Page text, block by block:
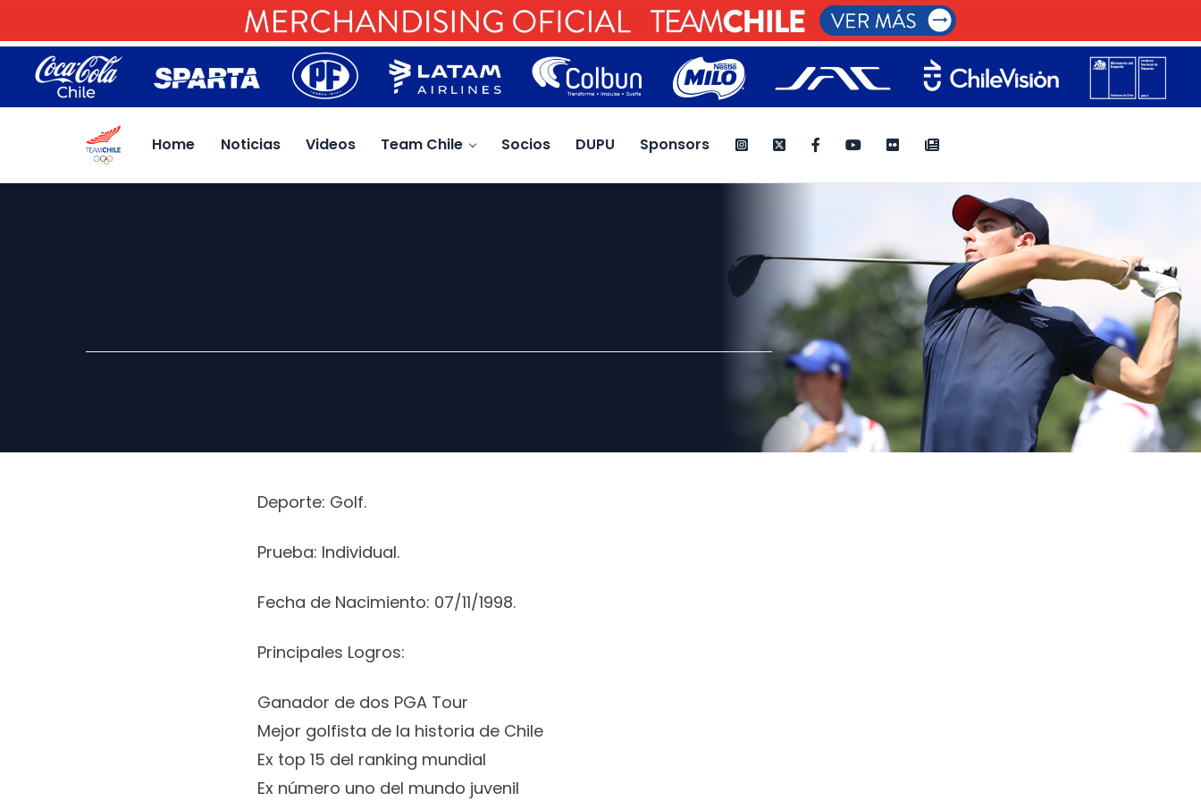
Home Noticias Videos Team Chile Socios DUPU Sponsors
Deporte: Golf.
Prueba: Individual.
Fecha de Nacimiento: 07/11/1998.
Principales Logros:
Ganador de dos PGA Tour
Mejor golfista de la historia de Chile
Ex top 15 del ranking mundial
Ex número uno del mundo juvenil